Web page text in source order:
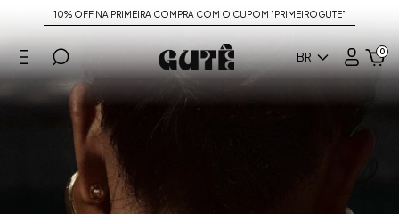
10% OFF NA PRIMEIRA COMPRA COM O CUPOM "PRIMEIROGUTE"
BR 0